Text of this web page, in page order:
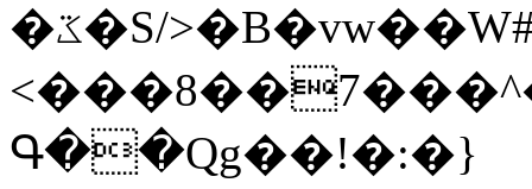
�ػ�S/>�B�vw��W#�I��*]\W��)Ħ�1��fC}
Գ��Qg��!�:�}